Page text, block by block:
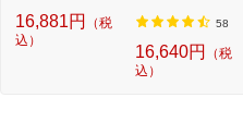
16,881円
（税
込）
圧...
58
16,640円
（税
込）